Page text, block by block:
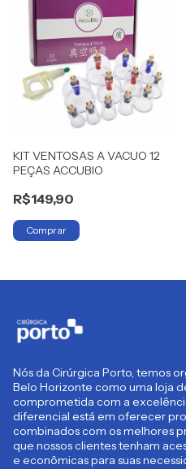
KIT VENTOSAS A VACUO 12
PEÇAS ACCUBIO
R$149,90
Nós da Cirúrgica Porto, temos
Belo Horizonte como uma loja
comprometida com a
diferencial está em oferecer
combinados com os melhores
que nossos clientes tenham
e econômicas para suas